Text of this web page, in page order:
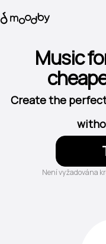
Music
Create the
Není vyžadována